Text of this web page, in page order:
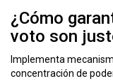
¿Cómo
voto son
Implementa
concentración de